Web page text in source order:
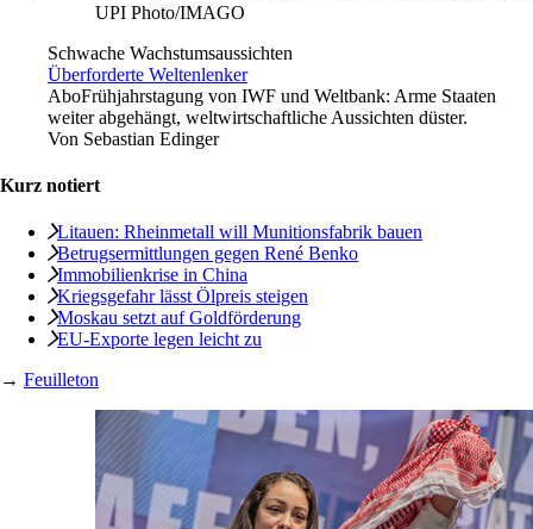
UPI Photo/IMAGO
Schwache Wachstumsaussichten
Überforderte Weltenlenker
AboFrühjahrstagung von IWF und Weltbank: Arme Staaten
weiter abgehängt, weltwirtschaftliche Aussichten düster.
Von Sebastian Edinger
Kurz notiert
Litauen: Rheinmetall will Munitionsfabrik bauen
Betrugsermittlungen gegen René Benko
Immobilienkrise in China
Kriegsgefahr lässt Ölpreis steigen
Moskau setzt auf Goldförderung
EU-Exporte legen leicht zu
→ Feuilleton